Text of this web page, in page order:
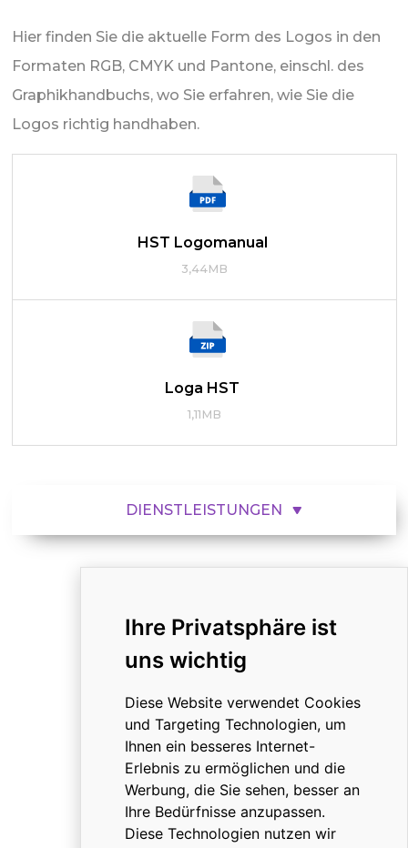
Ihre Privatsphäre ist
uns wichtig
Diese Website verwendet Cookies
und Targeting Technologien, um
Ihnen ein besseres Internet-
Erlebnis zu ermöglichen und die
Werbung, die Sie sehen, besser an
Ihre Bedürfnisse anzupassen.
Diese Technologien nutzen wir
Hier finden Sie die aktuelle Form des Logos in den
Formaten RGB, CMYK und Pantone, einschl. des
Graphikhandbuchs, wo Sie erfahren, wie Sie die
Logos richtig handhaben.
HST Logomanual
3,44MB
Loga HST
1,11MB
DIENSTLEISTUNGEN
Über uns
Dokumente
Karriere
Zertifikate
SCHNELLER KONTAKT